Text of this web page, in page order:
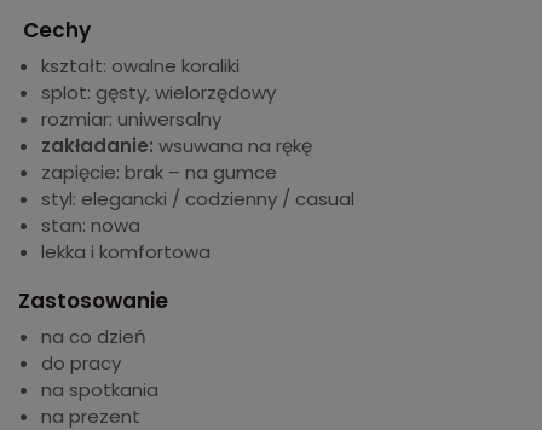
Cechy
kształt: owalne koraliki
splot: gęsty, wielorzędowy
rozmiar: uniwersalny
zakładanie: wsuwana na rękę
zapięcie: brak – na gumce
styl: elegancki / codzienny / casual
stan: nowa
lekka i komfortowa
Zastosowanie
na co dzień
do pracy
na spotkania
na prezent